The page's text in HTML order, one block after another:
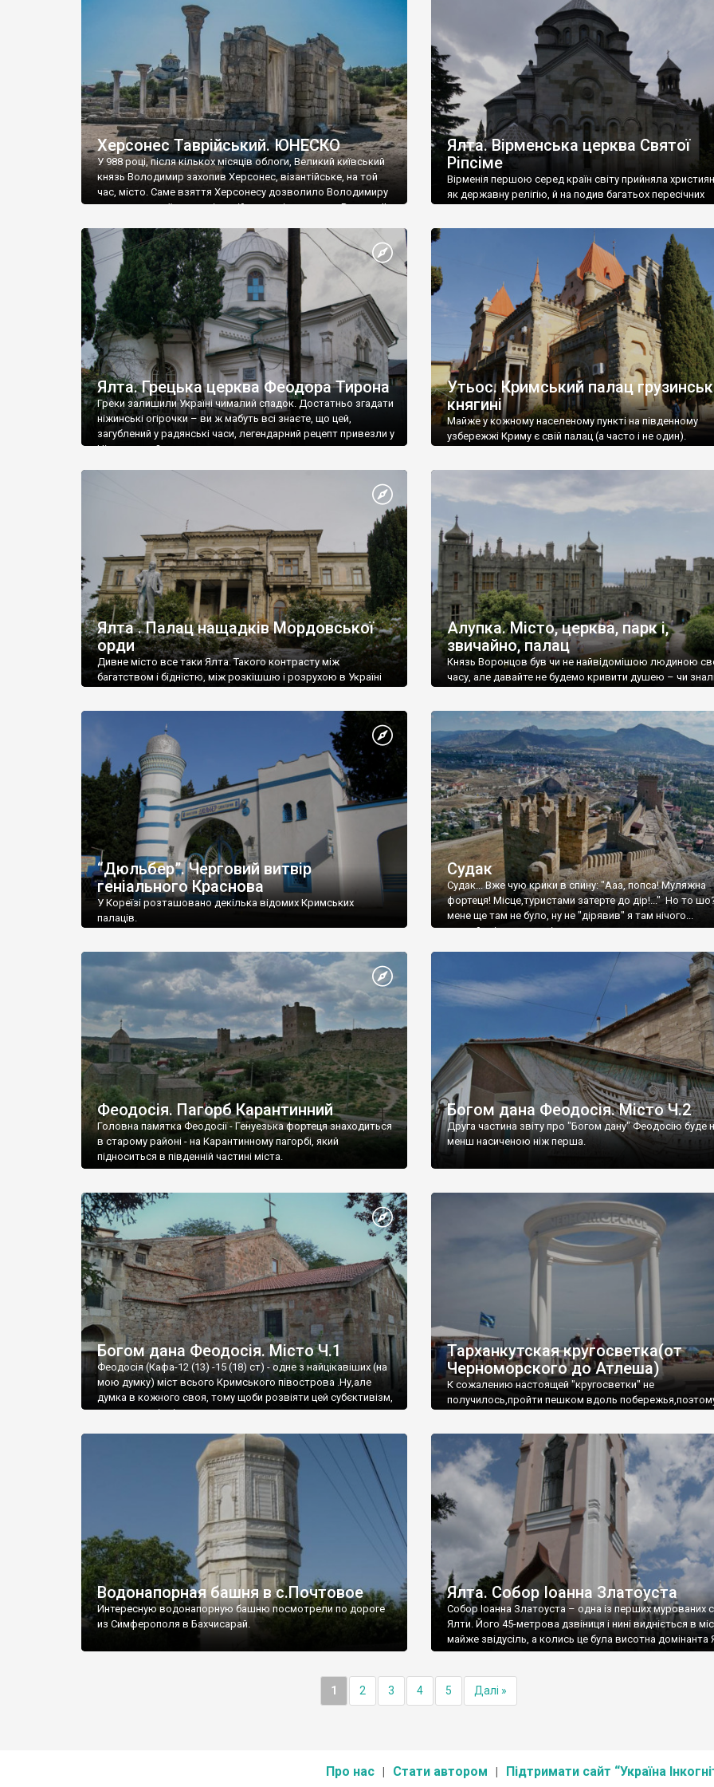
візантійської доби. Раритети викрадені з фондів об’єкту
культурної спадщини ЮНЕСКО «Херсонеса Таврійського».
Офіційно – на виставку «Золото Візантії», але експерти та
влада в Україні вважають це лише […]
називаються «повстяками» (postaki)…” “Вино. Крим
виробляє відмінне вино і його вдосталь: воно все
легке біле і дуже […]
Херсонес Таврійський. ЮНЕСКО
У 988 році, після кількох місяців облоги, Великий київський
князь Володимир захопив Херсонес, візантійське, на той
час, місто. Саме взяття Херсонесу дозволило Володимиру
диктувати свої умови візантійському імператору Василю ІІ,
Херсонесі Володимир-язичник, став Василем-
християнином. А потім було Хрещення Русі. На честь
Херсонесу Таврійського названо місто […]
Ялта. Вірменська церква Святої
Ріпсіме
Вірменія першою серед країн світу прийняла
як державну релігію, й на подив багатьох пересічних
Ялта. Грецька церква Феодора Тирона
Греки залишили Україні чималий спадок. Достатньо згадати
ніжинські огірочки – ви ж мабуть всі знаєте, що цей,
загублений у радянські часи, легендарний рецепт привезли у
Ніжин греки?
Утьос. Кримський палац
княгині
Майже у кожному населеному пункті на південному
узбережжі Криму є свій палац (а часто і не один).
Ялта . Палац нащадків Мордовської
орди
Дивне місто все таки Ялта. Такого контрасту між
багатством і бідністю, між розкішшю і розрухою в Україні
Алупка. Місто, церква, парк і,
звичайно, палац
Князь Воронцов був чи не найвідомішою людиною
часу, але давайте не будемо кривити душею – чи
“Дюльбер”. Черговий витвір
геніального Краснова
У Кореїзі розташовано декілька відомих Кримських
палаців.
Судак
Судак... Вже чую крики в спину: "Ааа, попса! Муляжна
фортеця! Місце,туристами затерте до дір!..." Но то
мене ще там не було, ну не "дірявив" я там нічого...
принаймні до цього літа.
Феодосія. Пагорб Карантинний
Головна памятка Феодосії - Генуезька фортеця знаходиться
в старому районі - на Карантинному пагорбі, який
підноситься в південній частині міста.
Богом дана Феодосія. Місто Ч.2
Друга частина звіту про "Богом дану" Феодосію буде
менш насиченою ніж перша.
Богом дана Феодосія. Місто Ч.1
Феодосія (Кафа-12 (13) -15 (18) ст) - одне з найцікавіших (на
мою думку) міст всього Кримського півострова .Ну,але
думка в кожного своя, тому щоби розвіяти цей субєктивізм,
запрошую відвідати це
Тарханкутская кругосветка(от
Черноморского до Атлеша)
К сожалению настоящей "кругосветки" не
получилось,пройти пешком вдоль
Водонапорная башня в с.Почтовое
Интересную водонапорную башню посмотрели по дороге
из Симферополя в Бахчисарай.
Ялта. Собор Іоанна Златоуста
Собор Іоанна Златоуста – одна із перших мурованих
Ялти. Його 45-метрова дзвіниця і нині видніється в
майже звідусіль, а колись це була висотна домінанта
1 2 3 4 5 Далі »
Про нас Стати автором Підтримати сайт “Україна